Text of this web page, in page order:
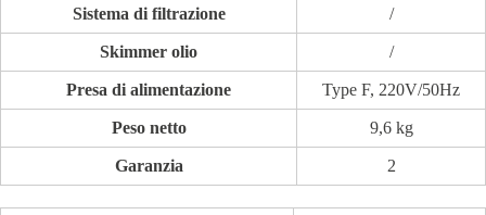
Sistema di filtrazione /
Skimmer olio /
Presa di alimentazione Type F, 220V/50Hz
Peso netto 9,6 kg
Garanzia 2